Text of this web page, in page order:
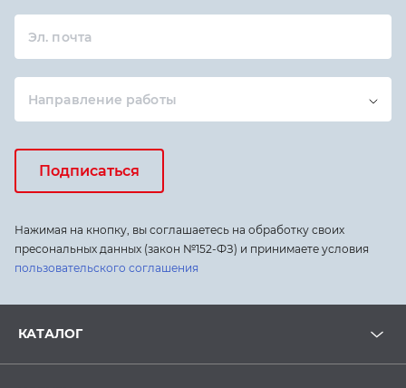
Эл. почта
Направление работы
Подписаться
Нажимая на кнопку, вы соглашаетесь на обработку своих
пресональных данных (закон №152-ФЗ) и принимаете условия
пользовательского соглашения
КАТАЛОГ